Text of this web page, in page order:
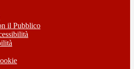
il Pubblico